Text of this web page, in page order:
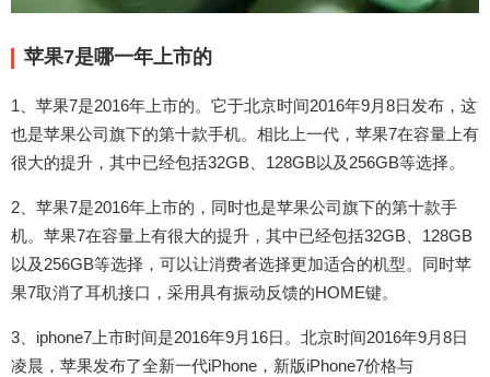
苹果7是哪一年上市的
1、苹果7是2016年上市的。它于北京时间2016年9月8日发布，这
也是苹果公司旗下的第十款手机。相比上一代，苹果7在容量上有
很大的提升，其中已经包括32GB、128GB以及256GB等选择。
2、苹果7是2016年上市的，同时也是苹果公司旗下的第十款手
机。苹果7在容量上有很大的提升，其中已经包括32GB、128GB
以及256GB等选择，可以让消费者选择更加适合的机型。同时苹
果7取消了耳机接口，采用具有振动反馈的HOME键。
3、iphone7上市时间是2016年9月16日。北京时间2016年9月8日
凌晨，苹果发布了全新一代iPhone，新版iPhone7价格与